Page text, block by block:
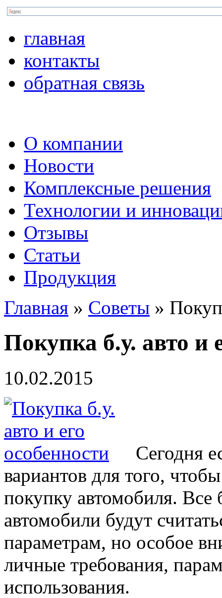
главная
контакты
обратная связь
О компании
Новости
Комплексные решения
Технологии и
Отзывы
Статьи
Продукция
Главная » Советы »
Покупка б.у. авто и
10.02.2015
Сегодня
вариантов для того,
покупку автомобиля. Все
автомобили будут
параметрам, но особое
личные требования,
использования.